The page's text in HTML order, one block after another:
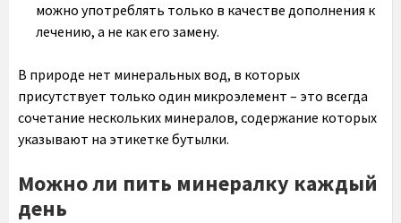
можно употреблять только в качестве дополнения к
лечению, а не как его замену.
В природе нет минеральных вод, в которых
присутствует только один микроэлемент – это всегда
сочетание нескольких минералов, содержание которых
указывают на этикетке бутылки.
Можно ли пить минералку каждый
день